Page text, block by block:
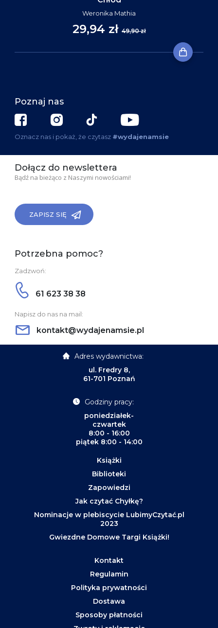
Weronika Mathia
29,94 zł 49,90 zł
Poznaj nas
Oznacz nas i pokaż, że czytasz #wydajenamsie
Dołącz do newslettera
Bądź na bieżąco z Naszymi nowościami!
ZAPISZ SIĘ
Potrzebna pomoc?
Zadzwoń:
61 623 38 38
Napisz do nas na mail:
kontakt@wydajenamsie.pl
Adres wydawnictwa:
ul. Fredry 8,
61-701 Poznań
Godziny pracy:
poniedziałek-
czwartek
8:00 - 16:00
piątek 8:00 - 14:00
Książki
Biblioteki
Zapowiedzi
Jak czytać Chyłkę?
Nominacje w plebiscycie LubimyCzytać.pl
2023
Gwiezdne Domowe Targi Książki!
Kontakt
Regulamin
Polityka prywatności
Dostawa
Sposoby płatności